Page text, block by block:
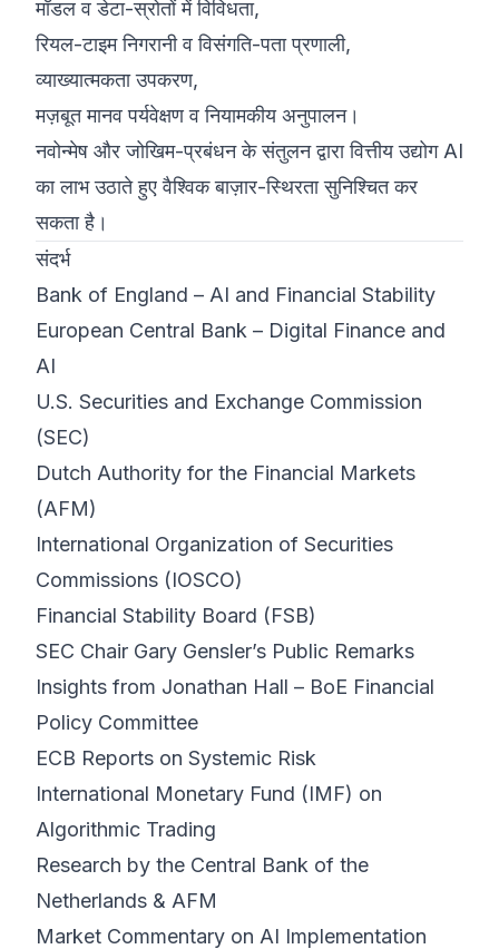
मॉडल व डेटा-स्रोतों में विविधता,
रियल-टाइम निगरानी व विसंगति-पता प्रणाली,
व्याख्यात्मकता उपकरण,
मज़बूत मानव पर्यवेक्षण व नियामकीय अनुपालन।
नवोन्मेष और जोखिम-प्रबंधन के संतुलन द्वारा वित्तीय उद्योग AI
का लाभ उठाते हुए वैश्विक बाज़ार-स्थिरता सुनिश्चित कर
सकता है।
संदर्भ
Bank of England – AI and Financial Stability
European Central Bank – Digital Finance and
AI
U.S. Securities and Exchange Commission
(SEC)
Dutch Authority for the Financial Markets
(AFM)
International Organization of Securities
Commissions (IOSCO)
Financial Stability Board (FSB)
SEC Chair Gary Gensler’s Public Remarks
Insights from Jonathan Hall – BoE Financial
Policy Committee
ECB Reports on Systemic Risk
International Monetary Fund (IMF) on
Algorithmic Trading
Research by the Central Bank of the
Netherlands & AFM
Market Commentary on AI Implementation